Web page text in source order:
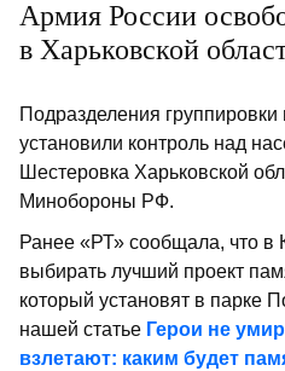
Армия России
в Харьковской
Подразделения
установили контроль над
Шестеровка Харьковской
Минобороны РФ.
Ранее «РТ» сообщала, что в
выбирать лучший проект
который установят в парке
нашей статье Герои не
взлетают: каким будет